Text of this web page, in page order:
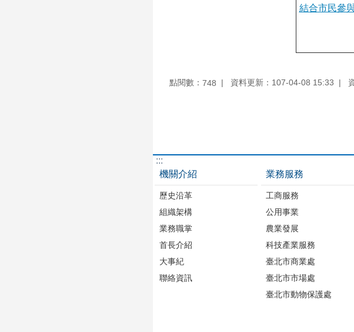
結合市民參
點閱數： 748 資料更新：107-04-08 15:33
:::
機關介紹
歷史沿革
組織架構
業務職掌
首長介紹
大事紀
聯絡資訊
業務服務
工商服務
公用事業
農業發展
科技產業服務
臺北市商業處
臺北市市場處
臺北市動物保護處